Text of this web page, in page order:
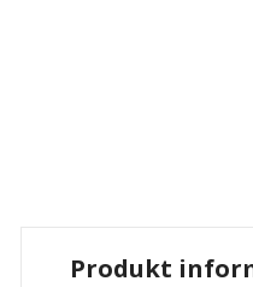
Produkt